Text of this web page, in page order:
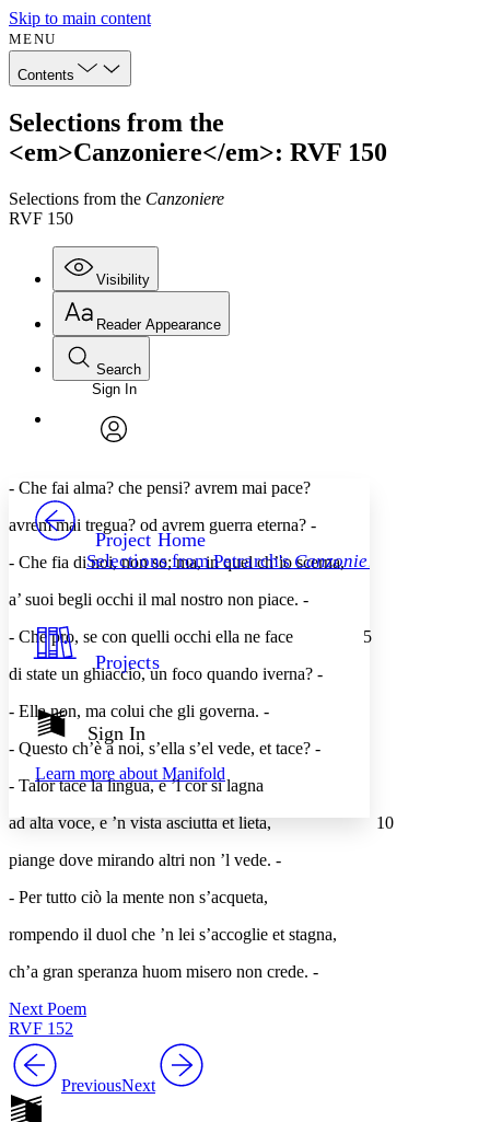
Skip to main content
MENU
Contents
Selections from the
<em>Canzoniere</em>: RVF 150
Selections from the Canzoniere
RVF 150
Visibility
Annotations
Others
Your highlights
Resources
Show all
Show all Hide all
Reader Appearance
Font
Font style
Decrease font size Increase font size
Decrease font size Increase font size
Color Scheme
Light
Annotation contrast
abc Low
abc High
Margins
Reset to Defaults
Search
Enter search criteria
Search within:
PROJECT
Sign In
Project Home
Selections from Petrarch'sCanzoniere
Projects
Sign In
Learn more about Manifold
- Che fai alma? che pensi? avrem mai pace?
avrem mai tregua? od avrem guerra eterna? -
- Che fia di noi, non so; ma, in quel ch’io scerna,
a’ suoi begli occhi il mal nostro non piace. -
- Che pro, se con quelli occhi ella ne face 5
di state un ghiaccio, un foco quando iverna? -
- Ella non, ma colui che gli governa. -
- Questo ch’è a noi, s’ella s’el vede, et tace? -
- Talor tace la lingua, e ’l cor si lagna
ad alta voce, e ’n vista asciutta et lieta, 10
piange dove mirando altri non ’l vede. -
- Per tutto ciò la mente non s’acqueta,
rompendo il duol che ’n lei s’accoglie et stagna,
ch’a gran speranza huom misero non crede. -
Next Poem
RVF 152
PreviousNext